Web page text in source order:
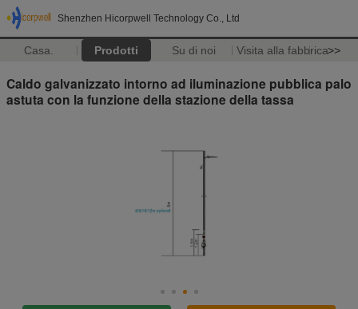
Shenzhen Hicorpwell Technology Co., Ltd
Casa. Prodotti Su di noi Visita alla fabbrica>>
Caldo galvanizzato intorno ad iluminazione pubblica palo
astuta con la funzione della stazione della tassa